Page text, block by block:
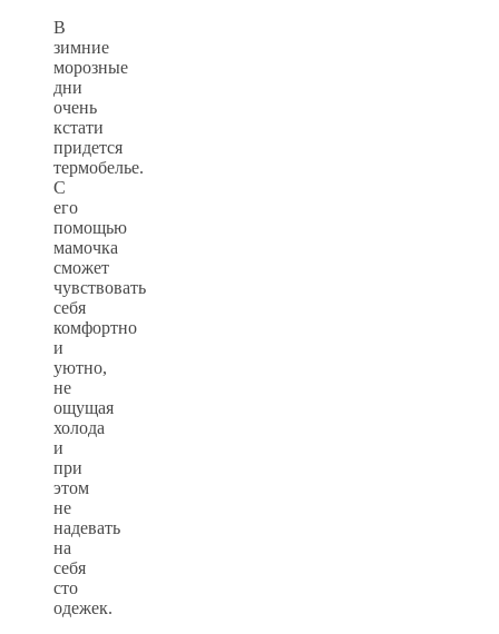
В
зимние
морозные
дни
очень
кстати
придется
термобелье.
С
его
помощью
мамочка
сможет
чувствовать
себя
комфортно
и
уютно,
не
ощущая
холода
и
при
этом
не
надевать
на
себя
сто
одежек.